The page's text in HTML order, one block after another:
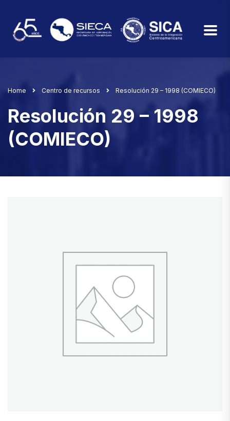
Home Centro de recursos Resolución 29 – 1998 (COMIECO)
Resolución 29 – 1998
(COMIECO)